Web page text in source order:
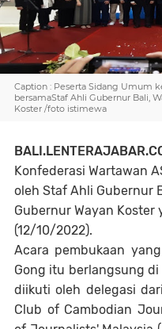
Caption : Peserta Sidang Umum
bersamaStaf Ahli Gubernur Bali,
Koster /foto istimewa
Konfederasi Wartawan
oleh Staf Ahli Gubernur
Gubernur Wayan
(12/10/2022).
Acara pembukaan
Gong itu berlangsung
diikuti oleh delegasi
Club of Cambodian